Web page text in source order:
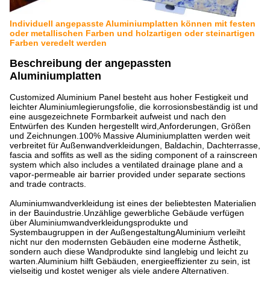
Individuell angepasste Aluminiumplatten können mit festen
oder metallischen Farben und holzartigen oder steinartigen
Farben veredelt werden
Beschreibung der angepassten
Aluminiumplatten
Customized Aluminium Panel besteht aus hoher Festigkeit und
leichter Aluminiumlegierungsfolie, die korrosionsbeständig ist und
eine ausgezeichnete Formbarkeit aufweist und nach den
Entwürfen des Kunden hergestellt wird,Anforderungen, Größen
und Zeichnungen.100% Massive Aluminiumplatten werden weit
verbreitet für Außenwandverkleidungen, Baldachin, Dachterrasse,
fascia and soffits as well as the siding component of a rainscreen
system which also includes a ventilated drainage plane and a
vapor-permeable air barrier provided under separate sections
and trade contracts.
Aluminiumwandverkleidung ist eines der beliebtesten Materialien
in der Bauindustrie.Unzählige gewerbliche Gebäude verfügen
über Aluminiumwandverkleidungsprodukte und
Systembaugruppen in der AußengestaltungAluminium verleiht
nicht nur den modernsten Gebäuden eine moderne Ästhetik,
sondern auch diese Wandprodukte sind langlebig und leicht zu
warten.Aluminium hilft Gebäuden, energieeffizienter zu sein, ist
vielseitig und kostet weniger als viele andere Alternativen.